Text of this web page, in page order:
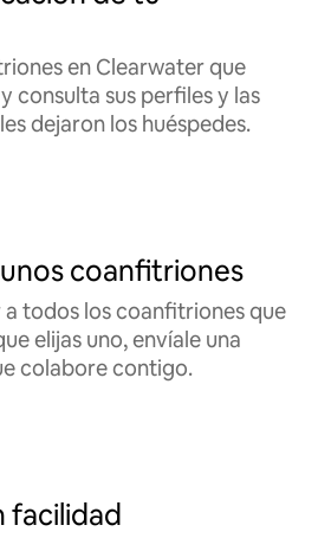
en Clearwater que
consulta sus perfiles y las
dejaron los huéspedes.
coanfitriones
todos los coanfitriones que
elijas uno, envíale una
colabore contigo.
facilidad